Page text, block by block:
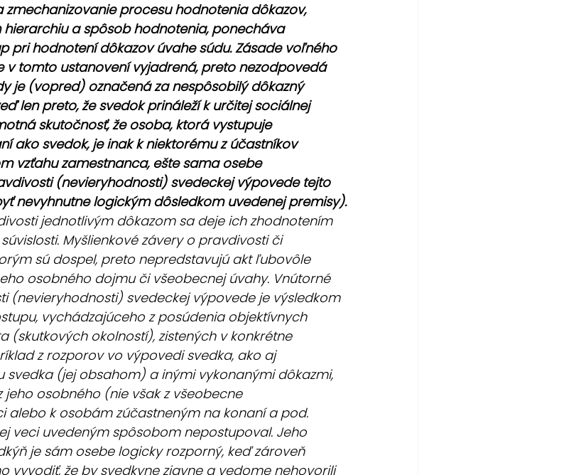
zmechanizovanie procesu hodnotenia dôkazov,
a spôsob hodnotenia, ponecháva
pri hodnotení dôkazov úvahe súdu. Zásade voľného
v tomto ustanovení vyjadrená, preto nezodpovedá
je (vopred) označená za nespôsobilý dôkazný
len preto, že svedok prináleží k určitej sociálnej
skutočnosť, že osoba, ktorá vystupuje
ako svedok, je inak k niektorému z účastníkov
vzťahu zamestnanca, ešte sama osebe
(nevieryhodnosti) svedeckej výpovede tejto
nevyhnutne logickým dôsledkom uvedenej premisy).
jednotlivým dôkazom sa deje ich zhodnotením
Myšlienkové závery o pravdivosti či
sú dospel, preto nepredstavujú akt ľubovôle
osobného dojmu či všeobecnej úvahy. Vnútorné
(nevieryhodnosti) svedeckej výpovede je výsledkom
vychádzajúceho z posúdenia objektívnych
(skutkových okolností), zistených v konkrétne
z rozporov vo výpovedi svedka, ako aj
svedka (jej obsahom) a inými vykonanými dôkazmi,
jeho osobného (nie však z všeobecne
alebo k osobám zúčastneným na konaní a pod.
veci uvedeným spôsobom nepostupoval. Jeho
je sám osebe logicky rozporný, keď zároveň
vyvodiť, že by svedkyne zjavne a vedome nehovorili